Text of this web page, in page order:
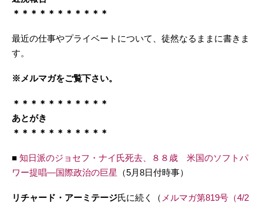
＊＊＊＊＊＊＊＊＊＊＊
最近の仕事やプライベートについて、徒然なるままに書きま
す。
※メルマガをご覧下さい。
＊＊＊＊＊＊＊＊＊＊＊
あとがき
＊＊＊＊＊＊＊＊＊＊＊
■ 知日派のジョセフ・ナイ氏死去、８８歳 米国のソフトパ
ワー提唱―国際政治の巨星
（5月8日付時事）
リチャード・アーミテージ氏に続く（ メルマガ第819号（4/2